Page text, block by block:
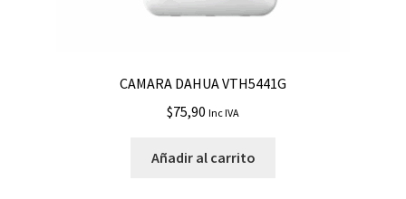
CAMARA DAHUA VTH5441G
$75,90 Inc IVA
Añadir al carrito